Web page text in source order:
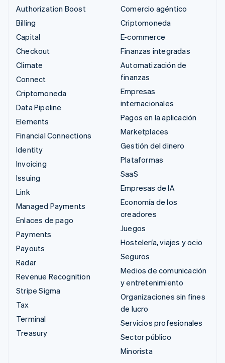
Authorization Boost
Billing
Capital
Checkout
Climate
Connect
Criptomoneda
Data Pipeline
Elements
Financial Connections
Identity
Invoicing
Issuing
Link
Managed Payments
Enlaces de pago
Payments
Payouts
Radar
Revenue Recognition
Stripe Sigma
Tax
Terminal
Treasury
Comercio agéntico
Criptomoneda
E-commerce
Finanzas integradas
Automatización de
finanzas
Empresas
internacionales
Pagos en la aplicación
Marketplaces
Gestión del dinero
Plataformas
SaaS
Empresas de IA
Economía de los
creadores
Juegos
Hostelería, viajes y ocio
Seguros
Medios de comunicación
y entretenimiento
Organizaciones sin fines
de lucro
Servicios profesionales
Sector público
Minorista